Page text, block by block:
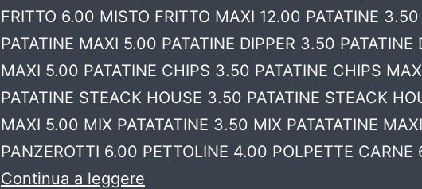
FRITTO 6.00 MISTO FRITTO MAXI 12.00 PATATINE 3.50
PATATINE MAXI 5.00 PATATINE DIPPER 3.50 PATATINE
MAXI 5.00 PATATINE CHIPS 3.50 PATATINE CHIPS
PATATINE STEACK HOUSE 3.50 PATATINE STEACK
MAXI 5.00 MIX PATATATINE 3.50 MIX PATATATINE
PANZEROTTI 6.00 PETTOLINE 4.00 POLPETTE
Continua a leggere